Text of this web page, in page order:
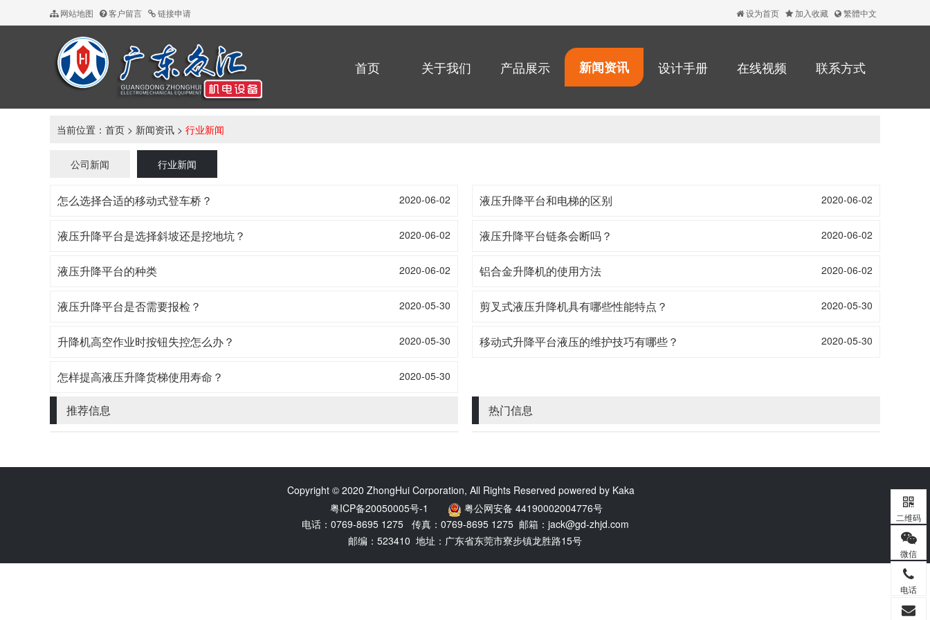
网站地图 客户留言 链接申请 设为首页 加入收藏 繁體中文
联系方式
在线视频
设计手册
新闻资讯
产品展示
关于我们
首页
当前位置： 首页 > 新闻资讯 > 行业新闻
公司新闻 行业新闻
2020-06-02
怎么选择合适的移动式登车桥？ 2020-06-02
液压升降平台和电梯的区别
2020-06-02
液压升降平台是选择斜坡还是挖地坑？ 2020-06-02
液压升降平台链条会断吗？
2020-06-02
液压升降平台的种类 2020-06-02
铝合金升降机的使用方法
2020-05-30
液压升降平台是否需要报检？ 2020-05-30
剪叉式液压升降机具有哪些性能特点？
2020-05-30
升降机高空作业时按钮失控怎么办？ 2020-05-30
移动式升降平台液压的维护技巧有哪些？
2020-05-30
怎样提高液压升降货梯使用寿命？
推荐信息 热门信息
Copyright © 2020 ZhongHui Corporation, All Rights Reserved powered by Kaka
粤ICP备20050005号-1
粤公网安备 44190002004776号
电话：0769-8695 1275 传真：0769-8695 1275 邮箱： jack@gd-zhjd.com
邮编：523410 地址：广东省东莞市寮步镇龙胜路15号
二维码
微信
电话